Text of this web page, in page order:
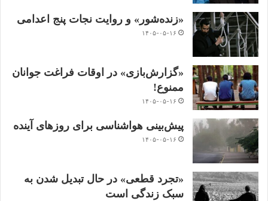
«زنده‌شور» و روایت نجات پنج اعدامی
۱۴۰۵-۰۵-۱۶
«گزارش‌بازی» در اوقات فراغت جوانان
ممنوع!
۱۴۰۵-۰۵-۱۶
پیش‌بینی هواشناسی برای روزهای آینده
۱۴۰۵-۰۵-۱۶
«تجرد قطعی» در حال تبدیل شدن به
سبک زندگی است